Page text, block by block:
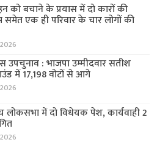
को बचाने के प्रयास में दो कारों की
समेत एक ही परिवार के चार लोगों की
उपचुनाव : भाजपा उम्मीदवार सतीश
में 17,198 वोटों से आगे
लोकसभा में दो विधेयक पेश, कार्यवाही 2